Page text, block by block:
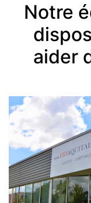
Notre
aider